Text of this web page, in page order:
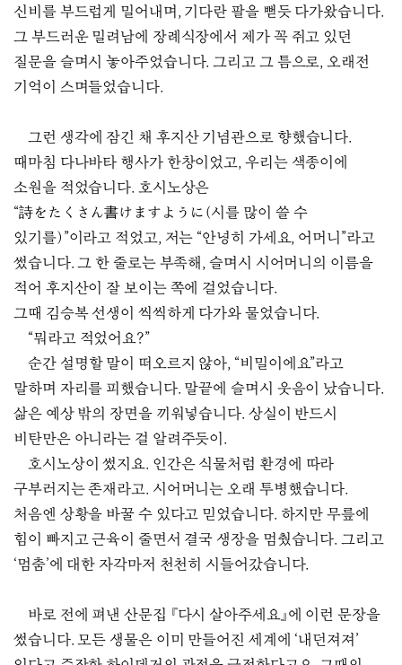
신비를 부드럽게 밀어내며, 기다란 팔을 뻗듯 다가왔습니다.
그 부드러운 밀려남에 장례식장에서 제가 꼭 쥐고 있던
질문을 슬며시 놓아주었습니다. 그리고 그 틈으로, 오래전
기억이 스며들었습니다.
그런 생각에 잠긴 채 후지산 기념관으로 향했습니다.
때마침 다나바타 행사가 한창이었고, 우리는 색종이에
소원을 적었습니다. 호시노상은
“詩をたくさん書けますように(시를 많이 쓸 수
있기를)”이라고 적었고, 저는 “안녕히 가세요, 어머니”라고
썼습니다. 그 한 줄로는 부족해, 슬며시 시어머니의 이름을
적어 후지산이 잘 보이는 쪽에 걸었습니다.
그때 김승복 선생이 씩씩하게 다가와 물었습니다.
“뭐라고 적었어요?”
순간 설명할 말이 떠오르지 않아, “비밀이에요”라고
말하며 자리를 피했습니다. 말끝에 슬며시 웃음이 났습니다.
삶은 예상 밖의 장면을 끼워넣습니다. 상실이 반드시
비탄만은 아니라는 걸 알려주듯이.
호시노상이 썼지요. 인간은 식물처럼 환경에 따라
구부러지는 존재라고. 시어머니는 오래 투병했습니다.
처음엔 상황을 바꿀 수 있다고 믿었습니다. 하지만 무릎에
힘이 빠지고 근육이 줄면서 결국 생장을 멈췄습니다. 그리고
‘멈춤’에 대한 자각마저 천천히 시들어갔습니다.
바로 전에 펴낸 산문집 『다시 살아주세요』에 이런 문장을
썼습니다. 모든 생물은 이미 만들어진 세계에 ‘내던져져’